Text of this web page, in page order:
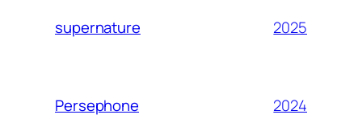
supernature 2025
Persephone 2024